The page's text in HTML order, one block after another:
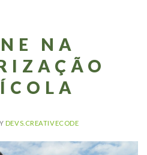
NA
DEVS.CREATIVECODE